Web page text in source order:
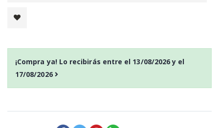
¡Compra ya! Lo recibirás entre el 13/08/2026y el
17/08/2026